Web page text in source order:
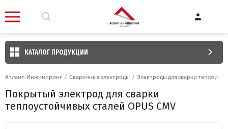
КАТАЛОГ ПРОДУКЦИИ
Атлант-Инжиниринг / Сварочные электроды / Электроды для сварки
Покрытый электрод для сварки
теплоустойчивых сталей OPUS CMV